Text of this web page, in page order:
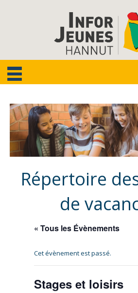
Répertoire
de
« Tous les Évènements
Cet évènement est passé.
Stages et loisirs